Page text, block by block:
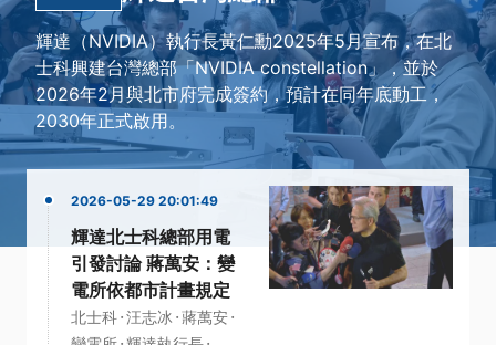
輝達（NVIDIA）執行長黃仁勳2025年5月宣布，在北
士科興建台灣總部「NVIDIA constellation」，並於
2026年2月與北市府完成簽約，預計在同年底動工，
2030年正式啟用。
2026-05-29 20:01:49
輝達北士科總部用電
引發討論 蔣萬安：變
電所依都市計畫規定
北士科·汪志冰 ·蔣萬安·